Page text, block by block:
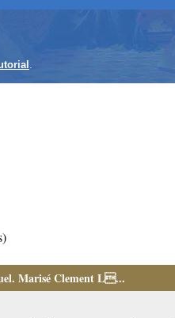
.
Marisé Clement L...